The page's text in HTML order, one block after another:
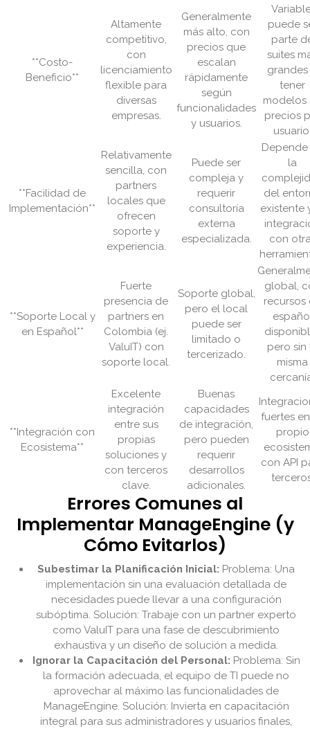
**Costo-
Beneficio**
Altamente
competitivo,
con
licenciamiento
flexible para
diversas
empresas.
Generalmente
más alto, con
precios que
escalan
rápidamente
según
funcionalidades
y usuarios.
puede
parte
suites
tener
modelos
precios
**Facilidad de
Implementación**
Relativamente
sencilla, con
partners
locales que
ofrecen
soporte y
experiencia.
Puede ser
compleja y
requerir
consultoría
externa
especializada.
la
del
existente
con
**Soporte Local y
en Español**
Fuerte
presencia de
partners en
Colombia (ej.
ValuIT) con
soporte local.
Soporte global,
pero el local
puede ser
limitado o
tercerizado.
global,
recursos
pero sin
misma
**Integración con
Ecosistema**
Excelente
integración
entre sus
propias
soluciones y
con terceros
clave.
Buenas
capacidades
de integración,
pero pueden
requerir
desarrollos
adicionales.
fuertes
propio
con API
Errores Comunes al
Implementar ManageEngine (y
Cómo Evitarlos)
Subestimar la Planificación Inicial: Problema: Una
implementación sin una evaluación detallada de
necesidades puede llevar a una configuración
subóptima. Solución: Trabaje con un partner experto
como ValuIT para una fase de descubrimiento
exhaustiva y un diseño de solución a medida.
Ignorar la Capacitación del Personal: Problema: Sin
la formación adecuada, el equipo de TI puede no
aprovechar al máximo las funcionalidades de
ManageEngine. Solución: Invierta en capacitación
integral para sus administradores y usuarios finales,